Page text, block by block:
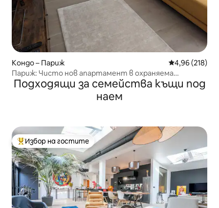
Кондо – Париж Средна
4,96 (218)
Париж: Чисто нов апартамент в охраняема
резиденция
Подходящи за семейства къщи под
наем
Най-популярен избор на гостите
Избор на гостите